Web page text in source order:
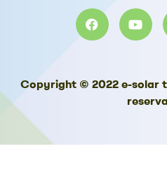
Copyright © 2022 e-solar